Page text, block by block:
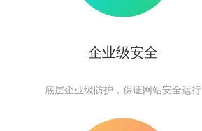
企业级安全
底层企业级防护，保证网站安全运行